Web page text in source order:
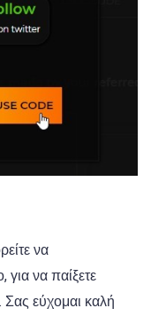
να
για να παίξετε
Σας εύχομαι καλή